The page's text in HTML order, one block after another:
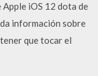
iOS 12 dota de
información sobre
que tocar el